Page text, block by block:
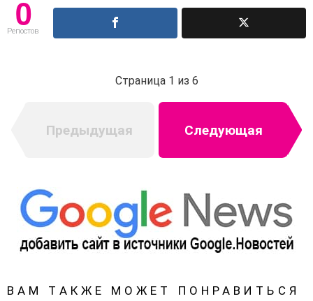
0
Репостов
Страница 1 из 6
Предыдущая Следующая
ВАМ ТАКЖЕ МОЖЕТ ПОНРАВИТЬСЯ